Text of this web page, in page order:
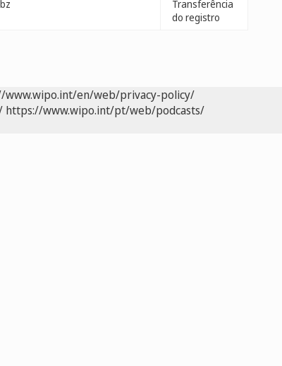
Transferência
do registro
www.wipo.int/en/web/privacy-policy/
https://www.wipo.int/pt/web/podcasts/